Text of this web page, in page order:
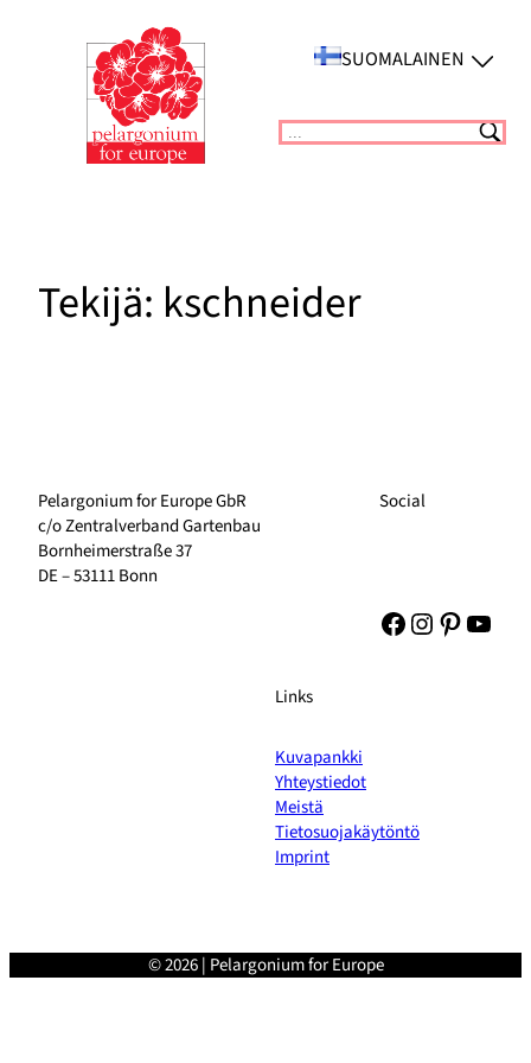
SUOMALAINEN
Suchen
Tekijä: kschneider
Pelargonium for Europe GbR
c/o Zentralverband Gartenbau
Bornheimerstraße 37
DE – 53111 Bonn
Social
Facebook
Instagram
Links
Kuvapankki
Yhteystiedot
Meistä
Tietosuojakäytöntö
Imprint
© 2026 | Pelargonium for Europe